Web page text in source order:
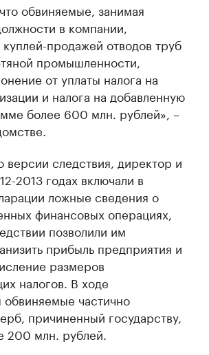
обвиняемые, занимая
в компании,
продажей отводов труб
промышленности,
от уплаты налога на
и налога на добавленную
более 600 млн. рублей», –
версии следствия, директор и
2013 годах включали в
ложные сведения о
финансовых операциях,
позволили им
прибыль предприятия и
размеров
налогов. В ходе
обвиняемые частично
причиненный государству,
200 млн. рублей.